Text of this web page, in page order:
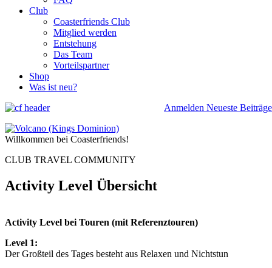
Club
Coasterfriends Club
Mitglied werden
Entstehung
Das Team
Vorteilspartner
Shop
Was ist neu?
Anmelden Neueste Beiträge
Willkommen bei Coasterfriends!
CLUB TRAVEL COMMUNITY
Activity Level Übersicht
Activity Level bei Touren (mit Referenztouren)
Level 1:
Der Großteil des Tages besteht aus Relaxen und Nichtstun